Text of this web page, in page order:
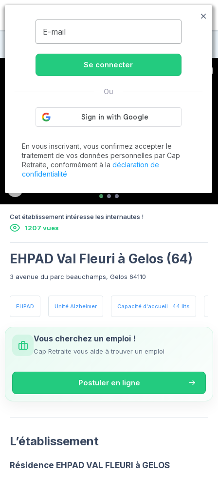
MENU
Maisons de retraite à Gelos
Cet établissement intéresse les internautes !
1207 vues
EHPAD Val Fleuri à Gelos (64)
3 avenue du parc beauchamps, Gelos 64110
EHPAD Unité Alzheimer Capacité d'accueil : 44 lits
Vous cherchez un emploi !
Cap Retraite vous aide à trouver un emploi
Postuler en ligne
L’établissement
Résidence EHPAD VAL FLEURI à GELOS
E-mail
Se connecter
Ou
En vous inscrivant, vous confirmez accepter le
traitement de vos données personnelles par Cap
Retraite, conformément à la déclaration de
confidentialité